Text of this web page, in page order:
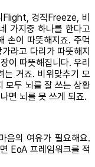
경직Freeze, 비
가지중 하나를 한다고
손이 따뜻해지죠. 주먹
라고 다리가 따뜻해지
이 따뜻해집니다. 우리
는 거죠. 비위맞추기 모
모두 뇌를 잘 쓰는 상황
면 뇌를 못 쓰게 되죠.
음의 여유가 필요해요.
EoA 프레임워크를 적